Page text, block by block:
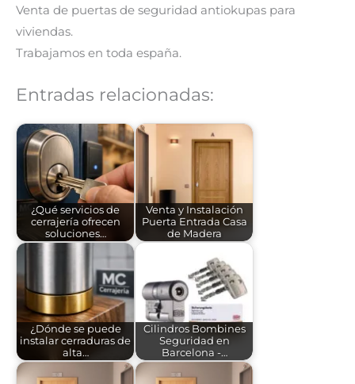
Venta de puertas de seguridad antiokupas para
viviendas.
Trabajamos en toda españa.
Entradas relacionadas:
¿Qué servicios de
cerrajería ofrecen
soluciones…
Venta y Instalación
Puerta Entrada Casa
de Madera
¿Dónde se puede
instalar cerraduras de
alta…
Cilindros Bombines
Seguridad en
Barcelona -…